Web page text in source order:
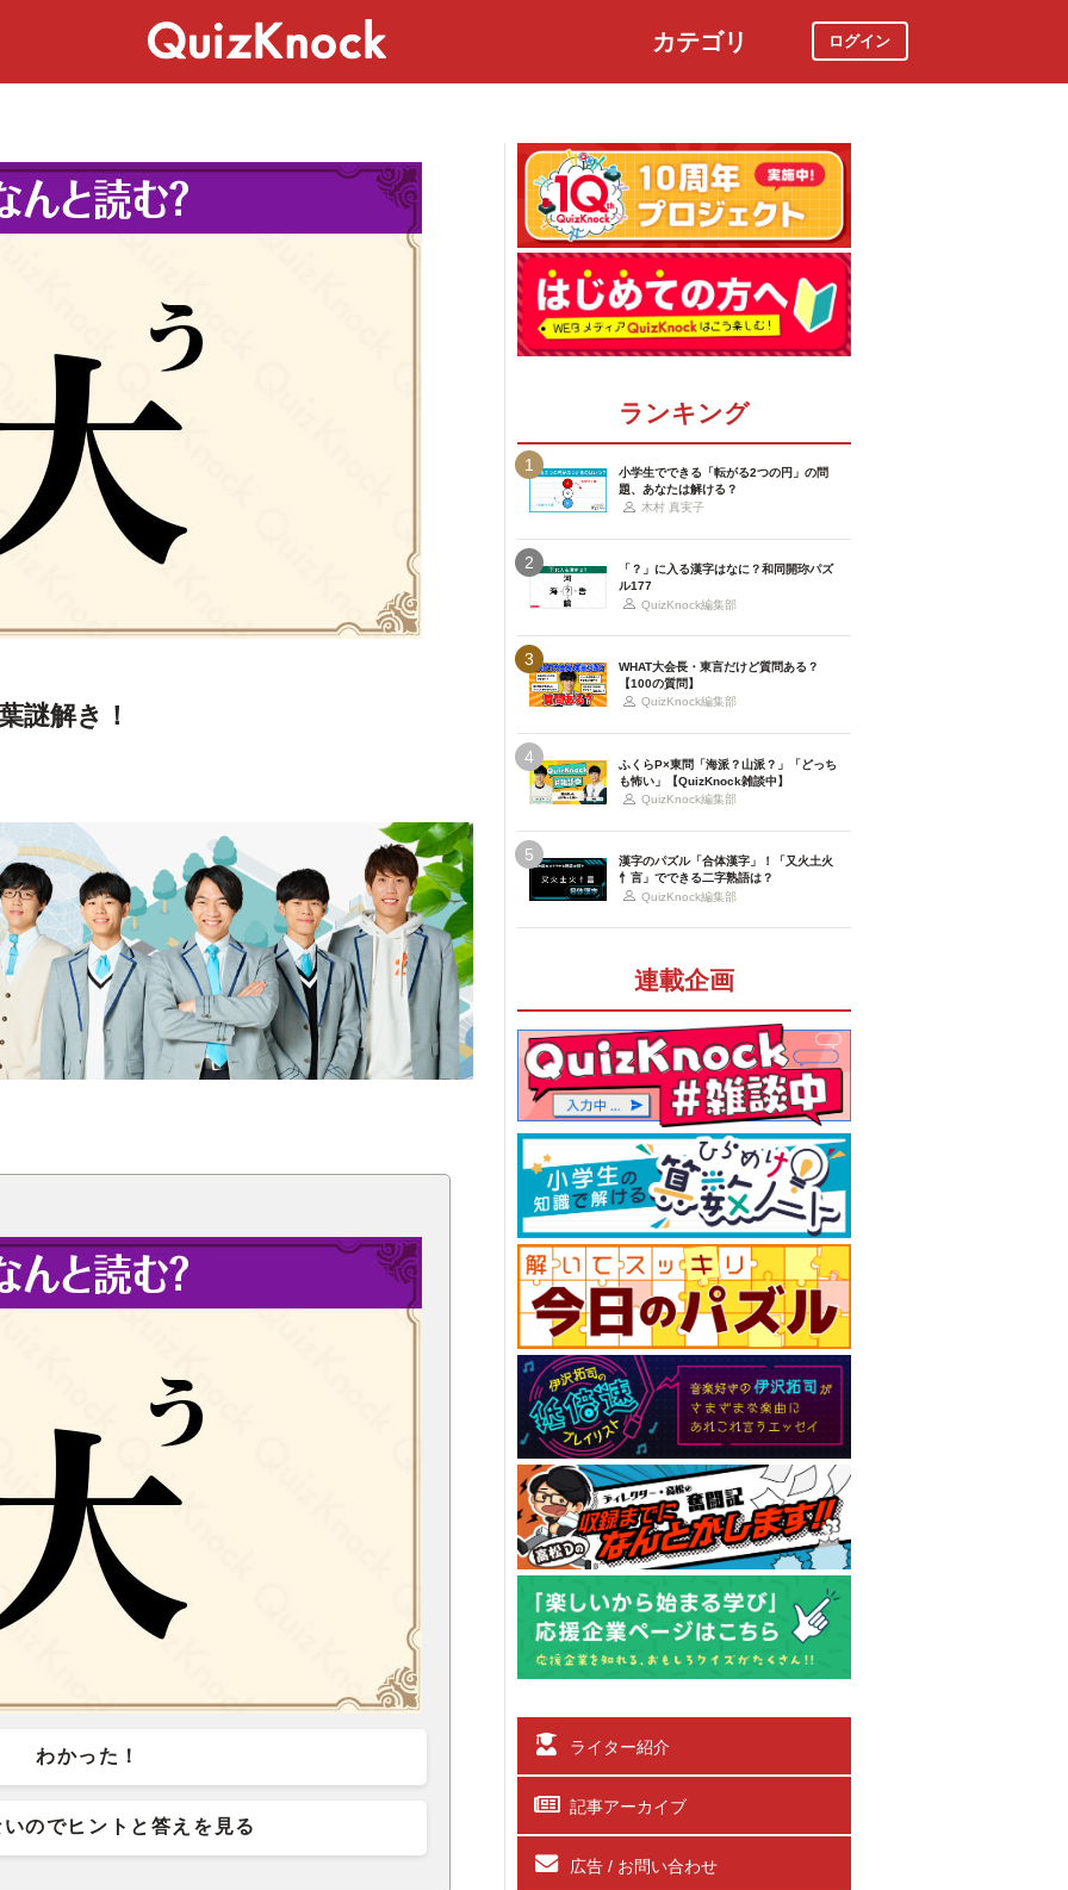
カテゴリ ログイン
謎解き！
わかった！
のでヒントと答えを見る
ランキング
1
小学生でできる「転がる2つの円」の問
題、あなたは解ける？
木村 真実子
2
「？」に入る漢字はなに？和同開珎パズ
ル177
QuizKnock編集部
3
WHAT大会長・東言だけど質問ある？
【100の質問】
QuizKnock編集部
4
ふくらP×東問「海派？山派？」「どっち
も怖い」【QuizKnock雑談中】
QuizKnock編集部
5
漢字のパズル「合体漢字」！「又火土火
忄言」でできる二字熟語は？
QuizKnock編集部
連載企画
ライター紹介
記事アーカイブ
広告 / お問い合わせ